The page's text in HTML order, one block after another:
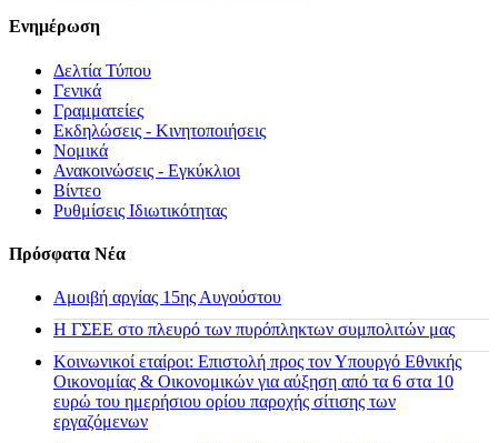
Ενημέρωση
Δελτία Τύπου
Γενικά
Γραμματείες
Εκδηλώσεις - Κινητοποιήσεις
Νομικά
Ανακοινώσεις - Εγκύκλιοι
Βίντεο
Ρυθμίσεις Ιδιωτικότητας
Πρόσφατα Νέα
Αμοιβή αργίας 15ης Αυγούστου
H ΓΣΕΕ στο πλευρό των πυρόπληκτων συμπολιτών μας
Κοινωνικοί εταίροι: Επιστολή προς τον Υπουργό Εθνικής
Οικονομίας & Οικονομικών για αύξηση από τα 6 στα 10
ευρώ του ημερήσιου ορίου παροχής σίτισης των
εργαζόμενων